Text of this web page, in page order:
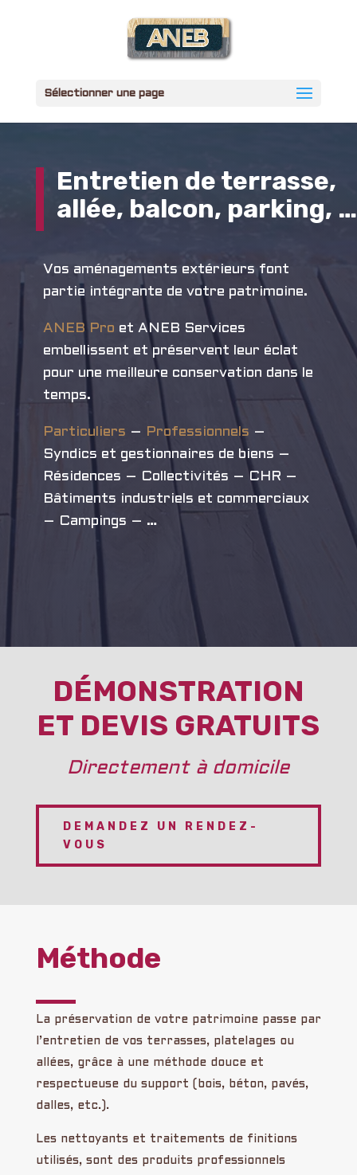
Sélectionner une page
Entretien de terrasse,
allée, balcon, parking, …
Vos aménagements extérieurs font
partie intégrante de votre patrimoine.
ANEB Pro et ANEB Services
embellissent et préservent leur éclat
pour une meilleure conservation dans le
temps.
Particuliers – Professionnels –
Syndics et gestionnaires de biens –
Résidences – Collectivités – CHR –
Bâtiments industriels et commerciaux
– Campings – …
DÉMONSTRATION
ET DEVIS GRATUITS
Directement à domicile
DEMANDEZ UN RENDEZ-
VOUS
Méthode
La préservation de votre patrimoine passe par
l’entretien de vos terrasses, platelages ou
allées, grâce à une méthode douce et
respectueuse du support (bois, béton, pavés,
dalles, etc.).
Les nettoyants et traitements de finitions
utilisés, sont des produits professionnels